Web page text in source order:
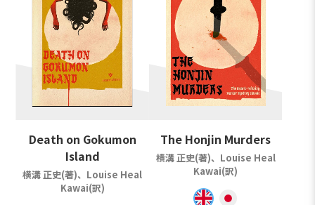
Death on Gokumon
Island
横溝 正史(著)、Louise Heal
Kawai(訳)
The Honjin Murders
横溝 正史(著)、Louise Heal
Kawai(訳)